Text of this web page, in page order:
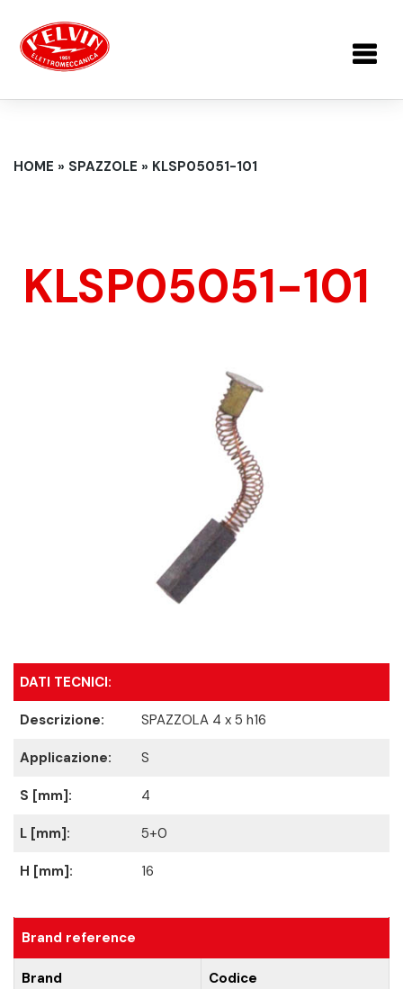
TU SEI QUI
HOME » SPAZZOLE » KLSP05051-101
KLSP05051-101
DATI TECNICI:
Descrizione: SPAZZOLA 4 x 5 h16
Applicazione: S
S [mm]: 4
L [mm]: 5+0
H [mm]: 16
Brand reference
Brand Codice